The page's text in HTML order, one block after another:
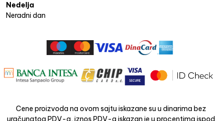
Nedelja
Neradni dan
Cene proizvoda na ovom sajtu iskazane su u dinarima bez
uračunatog PDV-a, iznos PDV-a iskazan je u procentima ispod